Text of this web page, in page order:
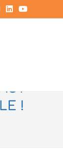
!